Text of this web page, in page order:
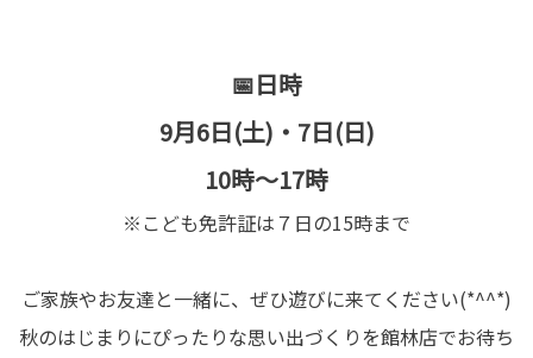
📅日時
9月6日(土)・7日(日)
10時～17時
※こども免許証は７日の15時まで
ご家族やお友達と一緒に、ぜひ遊びに来てください(*^^*)
秋のはじまりにぴったりな思い出づくりを館林店でお待ち